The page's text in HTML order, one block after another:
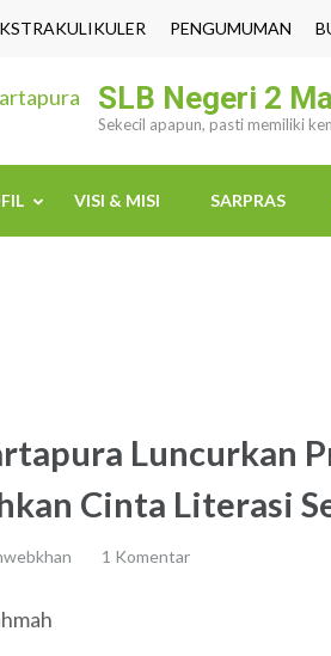
PENGUMUMAN
SLB Negeri 2
Sekecil apapun, pasti memiliki
VISI & MISI SARPRAS
Luncurkan
Cinta Literasi
1 Komentar